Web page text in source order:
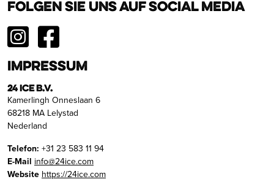
Folgen Sie uns auf Social Media
Impressum
24 ICE B.V.
Kamerlingh Onneslaan 6
68218 MA Lelystad
Nederland
Telefon: +31 23 583 11 94
E-Mail info@24ice.com
Website https://24ice.com